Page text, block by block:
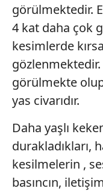
görülmektedir.
4 kat daha çok
kesimlerde
gözlenmektedir.
görülmekte
yas civarıdır.
Daha yaşlı
durakladıkları,
kesilmelerin ,
basıncın,